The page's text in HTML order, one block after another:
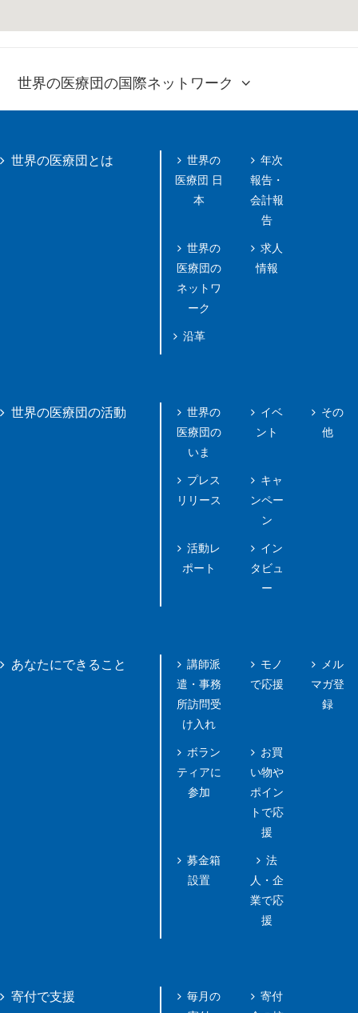
世界の医療団の国際ネットワーク
世界の医療団とは
世界の
医療団 日
本
世界の
医療団の
ネットワ
ーク
沿革
年次
報告・
会計報
告
求人
情報
世界の医療団の活動
世界の
医療団の
いま
プレス
リリース
活動レ
ポート
イベ
ント
キャ
ンペー
ン
イン
タビュ
ー
その
他
あなたにできること
講師派
遣・事務
所訪問受
け入れ
ボラン
ティアに
参加
募金箱
設置
モノ
で応援
お買
い物や
ポイン
トで応
援
法
人・企
業で応
援
メル
マガ登
録
寄付で支援
毎月の
寄付